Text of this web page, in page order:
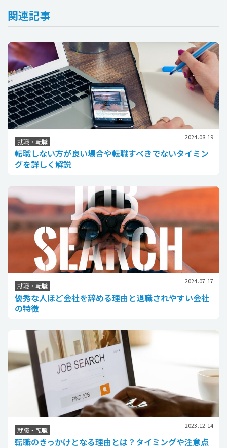
関連記事
2024.08.19
就職・転職
転職しない方が良い場合や転職すべきでないタイミン
グを詳しく解説
2024.07.17
就職・転職
優秀な人ほど会社を辞める理由と退職されやすい会社
の特徴
2023.12.14
就職・転職
転職のきっかけとなる理由とは？タイミングや注意点